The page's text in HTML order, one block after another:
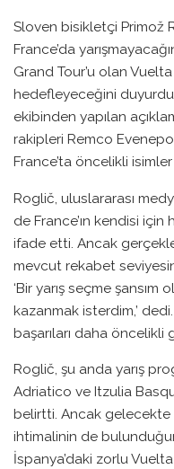
Sloven bisikletçi Primož
France’da
Grand Tour’u olan
hedefleyeceğini
ekibinden yapılan
rakipleri Remco
France’ta öncelikli
Roglič, uluslararası
de France’ın kendisi
ifade etti. Ancak
mevcut rekabet
‘Bir yarış seçme şansım
kazanmak isterdim,’
başarıları daha
Roglič, şu anda yarış
Adriatico ve Itzulia
belirtti. Ancak gelecekte
ihtimalinin de
İspanya’daki zorlu